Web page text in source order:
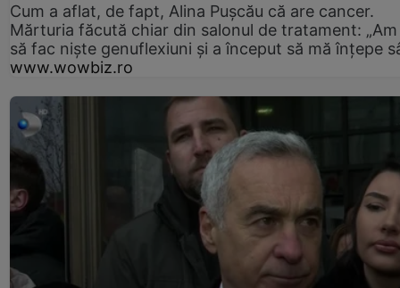
Cum a aflat, de fapt, Alina Pușcău că are cancer.
Mărturia făcută chiar din salonul de tratament:
să fac niște genuflexiuni și a început să mă înțepe
www.wowbiz.ro